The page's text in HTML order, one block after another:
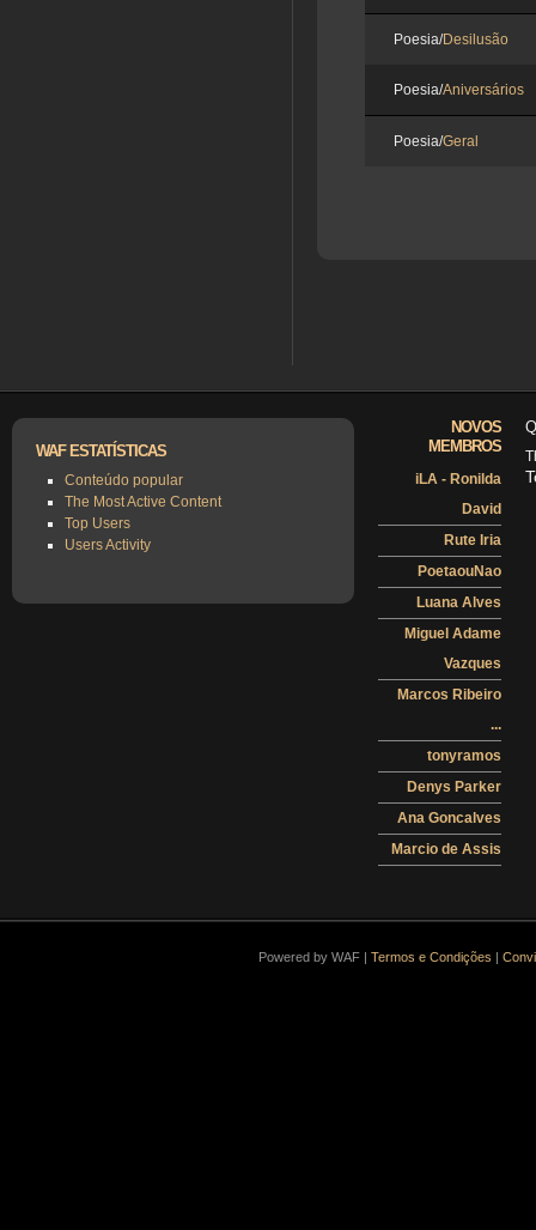
Poesia/Desilusão
Poesia/Aniversários
Poesia/Geral
WAF ESTATÍSTICAS
Conteúdo popular
The Most Active Content
Top Users
Users Activity
NOVOS
MEMBROS
iLA - Ronilda
David
Rute Iria
PoetaouNao
Luana Alves
Miguel Adame
Vazques
Marcos Ribeiro
...
tonyramos
Denys Parker
Ana Goncalves
Marcio de Assis
Powered by WAF | Termos e Condições |